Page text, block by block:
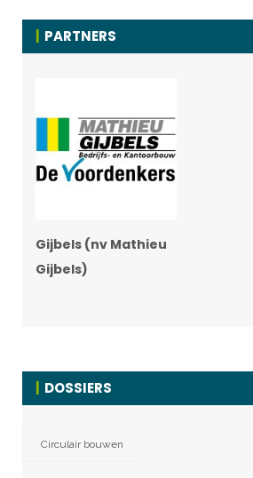
PARTNERS
Gijbels (nv Mathieu
Gijbels)
DOSSIERS
Circulair bouwen